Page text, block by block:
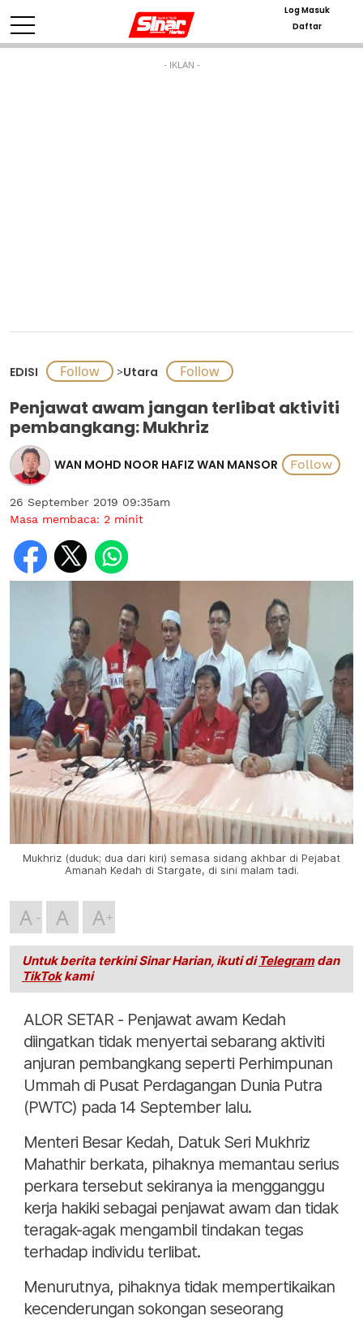
Log Masuk
Daftar
- IKLAN -
EDISI >Utara
Penjawat awam jangan terlibat aktiviti
pembangkang: Mukhriz
WAN MOHD NOOR HAFIZ WAN MANSOR
26 September 2019 09:35am
Masa membaca: 2 minit
Mukhriz (duduk; dua dari kiri) semasa sidang akhbar di Pejabat
Amanah Kedah di Stargate, di sini malam tadi.
A A A
Untuk berita terkini Sinar Harian, ikuti di Telegramdan
TikTokkami
ALOR SETAR - Penjawat awam Kedah
diingatkan tidak menyertai sebarang aktiviti
anjuran pembangkang seperti Perhimpunan
Ummah di Pusat Perdagangan Dunia Putra
(PWTC) pada 14 September lalu.
Menteri Besar Kedah, Datuk Seri Mukhriz
Mahathir berkata, pihaknya memantau serius
perkara tersebut sekiranya ia mengganggu
kerja hakiki sebagai penjawat awam dan tidak
teragak-agak mengambil tindakan tegas
terhadap individu terlibat.
Menurutnya, pihaknya tidak mempertikaikan
kecenderungan sokongan seseorang